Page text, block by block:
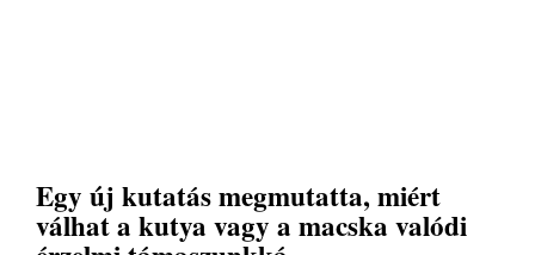
Egy új kutatás megmutatta, miért
válhat a kutya vagy a macska valódi